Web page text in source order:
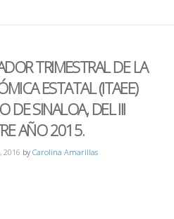
TRIMESTRAL DE LA
ESTATAL (ITAEE)
DE SINALOA, DEL III
AÑO 2015.
2016 by Carolina Amarillas